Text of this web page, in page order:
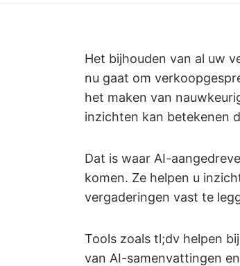
Het bijhouden van al uw
nu gaat om
het maken van
inzichten kan betekenen
Dat is waar AI-
komen. Ze helpen u
vergaderingen vast te
Tools zoals tl;dv helpen
van AI-samenvattingen